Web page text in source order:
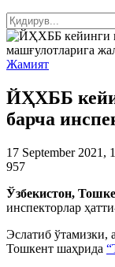
Жамият
ЙҲХББ
барча
17 September 2021,
957
Ўзбекистон,
инспекторлар
Эслатиб ўтамизки,
Тошкент шаҳрида